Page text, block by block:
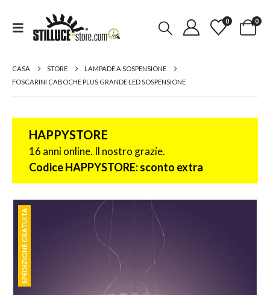
0 0
CASA STORE
LAMPADE A SOSPENSIONE
FOSCARINI CABOCHE PLUS GRANDE LED SOSPENSIONE
HAPPYSTORE
16 anni online. Il nostro grazie.
Codice HAPPYSTORE: sconto extra
SPEDIZIONE GRATUITA
SPEDIZIONE GRATUITA